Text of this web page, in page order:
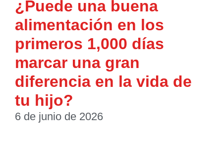
¿Puede una buena
alimentación en los
primeros 1,000 días
marcar una gran
diferencia en la vida de
tu hijo?
6 de junio de 2026